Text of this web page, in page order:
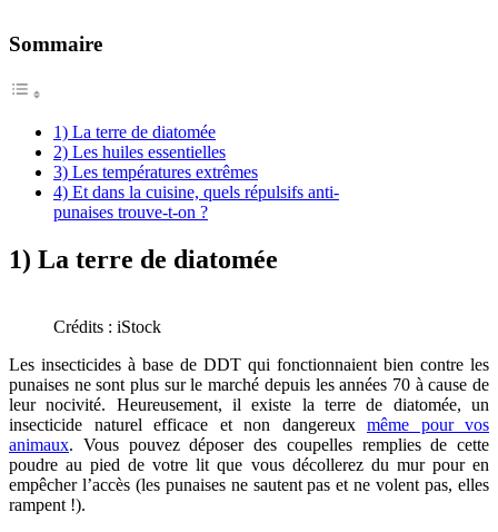
Sommaire
1) La terre de diatomée
2) Les huiles essentielles
3) Les températures extrêmes
4) Et dans la cuisine, quels répulsifs anti-
punaises trouve-t-on ?
1) La terre de diatomée
Crédits : iStock
Les insecticides à base de DDT qui fonctionnaient bien contre les
punaises ne sont plus sur le marché depuis les années 70 à cause de
leur nocivité. Heureusement, il existe la terre de diatomée, un
insecticide naturel efficace et non dangereux même pour vos
animaux. Vous pouvez déposer des coupelles remplies de cette
poudre au pied de votre lit que vous décollerez du mur pour en
empêcher l’accès (les punaises ne sautent pas et ne volent pas, elles
rampent !).